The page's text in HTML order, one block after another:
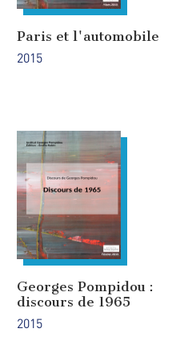
Paris et l'automobile
2015
Georges Pompidou :
discours de 1965
2015